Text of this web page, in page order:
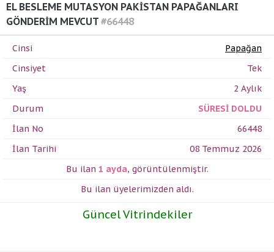
EL BESLEME MUTASYON PAKİSTAN PAPAĞANLARI
GÖNDERİM MEVCUT #66448
Cinsi
Papağan
Cinsiyet
Tek
Yaş
2 Aylık
Durum
SÜRESİ DOLDU
İlan No
66448
İlan Tarihi
08 Temmuz 2026
Bu ilan 1 ayda, görüntülenmiştir.
Bu ilan üyelerimizden aldı.
Güncel Vitrindekiler